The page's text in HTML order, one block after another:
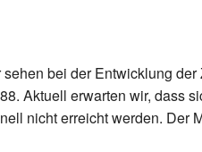
bei der Entwicklung
Aktuell erwarten wir, dass
nicht erreicht werden.